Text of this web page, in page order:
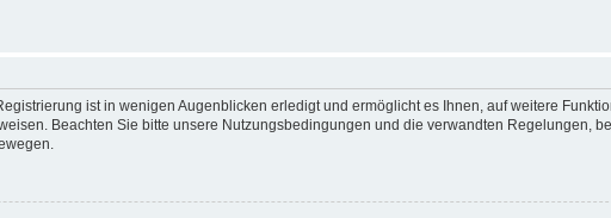
ist in wenigen Augenblicken erledigt und ermöglicht es Ihnen, auf weitere
Beachten Sie bitte unsere Nutzungsbedingungen und die verwandten Regelungen,